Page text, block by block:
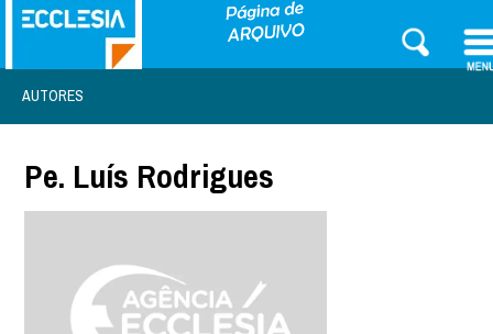
AUTORES
Pe. Luís Rodrigues